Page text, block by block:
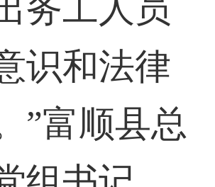
务工人员
识和法律
”富顺县总